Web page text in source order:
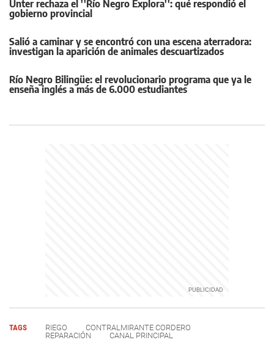
Unter rechaza el ''Río Negro Explora'': qué respondió el
gobierno provincial
Salió a caminar y se encontró con una escena aterradora:
investigan la aparición de animales descuartizados
Río Negro Bilingüe: el revolucionario programa que ya le
enseña inglés a más de 6.000 estudiantes
TAGS RIEGO
CONTRALMIRANTE CORDERO
REPARACIÓN
CANAL PRINCIPAL